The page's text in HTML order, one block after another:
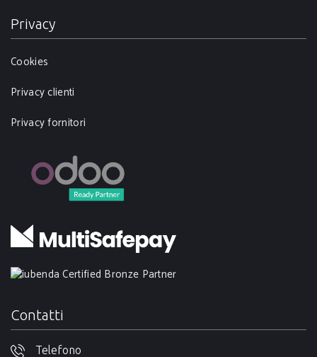
Privacy
Cookies
Privacy clienti
Privacy fornitori
Contatti
Telefono